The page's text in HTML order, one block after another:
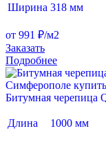
Ширина 318 мм
от 991 ₽/м2
Заказать
Подробнее
Битумная черепица
Длина 1000 мм